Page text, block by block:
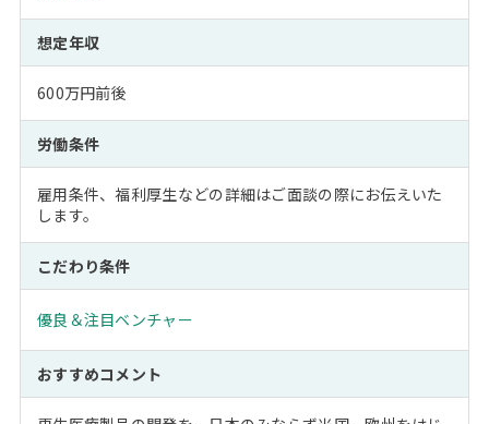
想定年収
600万円前後
労働条件
雇用条件、福利厚生などの詳細はご面談の際にお伝えいた
します。
こだわり条件
優良＆注目ベンチャー
おすすめコメント